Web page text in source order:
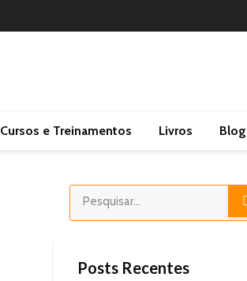
Cursos e Treinamentos Livros Blog
Posts Recentes